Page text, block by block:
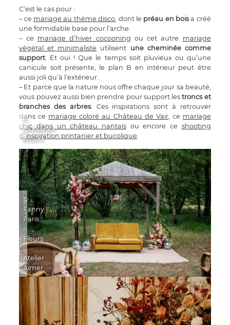
C’est le cas pour :
– ce mariage au thème disco, dont le préau en boisa créé
une formidable base pour l’arche.
– ce mariage d’hiver cocooning ou cet autre mariage
végétal et minimaliste utilisent une cheminée comme
support. Et oui ! Que le temps soit pluvieux ou qu’une
canicule soit présente, le plan B en intérieur peut être
aussi joli qu’à l’extérieur.
– Et parce que la nature nous offre chaque jour sa beauté,
vous pouvez aussi bien prendre pour support lestroncs et
branches des arbres. Ces inspirations sont à retrouver
dans ce mariage coloré au Château de Vair, ce mariage
chic dans un château nantais ou encore ce shooting
d’inspiration printanier et bucolique.
©
Sébastien
Billant
©
Fanny
Paris
-
Fleurs
:
Atelier
Aimer